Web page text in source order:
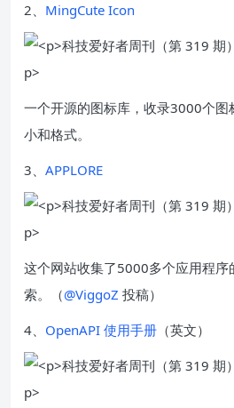
2、 MingCute Icon
一个开源的图标库，收录3000个图
小和格式。
3、 APPLORE
这个网站收集了5000多个应用程序
索。（@ViggoZ 投稿）
4、 OpenAPI 使用手册 （英文）